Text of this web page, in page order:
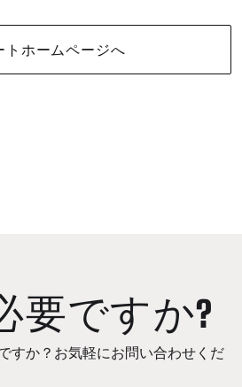
トホームページへ
要ですか?
すか？お気軽にお問い合わせくだ